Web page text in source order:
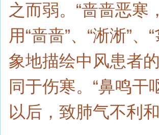
之而弱。“啬啬恶寒
用“啬啬”、“淅淅”
象地描绘中风患者
同于伤寒。“鼻鸣干
以后，致肺气不利